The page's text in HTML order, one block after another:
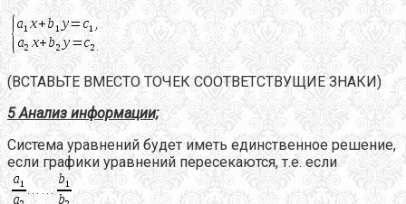
(ВСТАВЬТЕ ВМЕСТО ТОЧЕК СООТВЕТСТВУЩИЕ ЗНАКИ)
5 Анализ информации;
Система уравнений будет иметь единственное решение,
если графики уравнений пересекаются, т.е. если